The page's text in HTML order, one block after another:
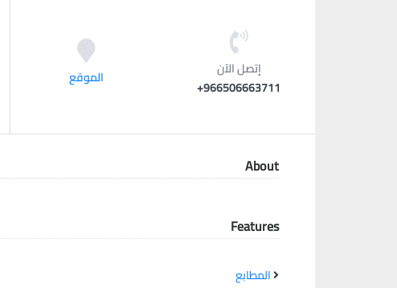
معاً نحو خلق مجتمع مبدع في عالم الأزياء
إتصل الآن
966506663711+
الموقع
About
Features
المطابع